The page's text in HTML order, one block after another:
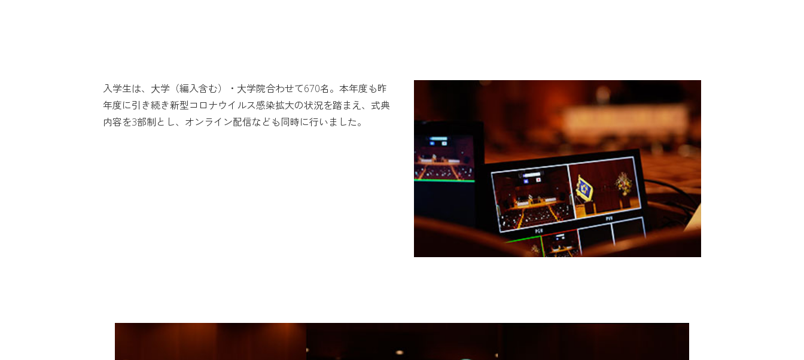
入学生は、⼤学（編入含む）・⼤学院合わせて670名。本年度も昨
年度に引き続き新型コロナウイルス感染拡大の状況を踏まえ、式典
内容を3部制とし、オンライン配信なども同時に行いました。